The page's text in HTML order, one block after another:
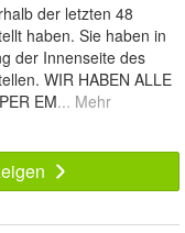
der letzten 48
haben. Sie haben in
der Innenseite des
WIR HABEN ALLE
EM... Mehr